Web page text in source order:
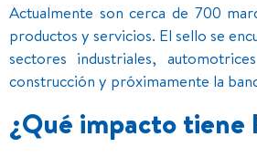
Actualmente son cerca de 700
productos y servicios. El sello se
sectores industriales,
construcción y próximamente la
¿Qué impacto tiene